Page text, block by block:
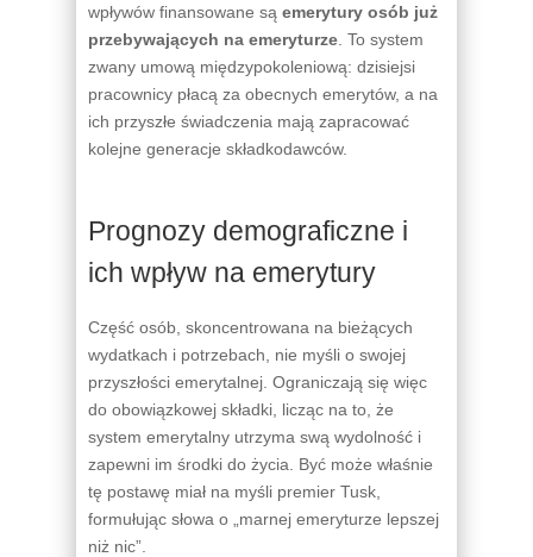
wpływów finansowane są emerytury osób już
przebywających na emeryturze . To system
zwany umową międzypokoleniową: dzisiejsi
pracownicy płacą za obecnych emerytów, a na
ich przyszłe świadczenia mają zapracować
kolejne generacje składkodawców.
Prognozy demograficzne i
ich wpływ na emerytury
Część osób, skoncentrowana na bieżących
wydatkach i potrzebach, nie myśli o swojej
przyszłości emerytalnej. Ograniczają się więc
do obowiązkowej składki, licząc na to, że
system emerytalny utrzyma swą wydolność i
zapewni im środki do życia. Być może właśnie
tę postawę miał na myśli premier Tusk,
formułując słowa o „marnej emeryturze lepszej
niż nic”.